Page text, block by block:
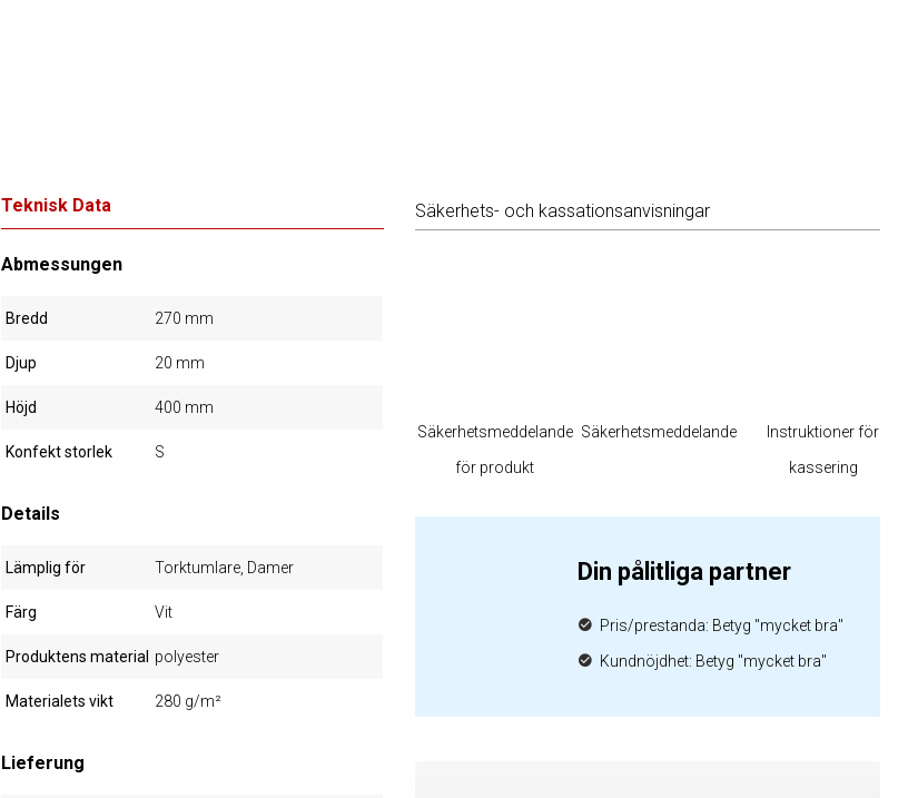
Teknisk Data
Abmessungen
Bredd 270 mm
Djup 20 mm
Höjd 400 mm
Konfekt storlek S
Details
Lämplig för Torktumlare, Damer
Färg Vit
Produktens material polyester
Materialets vikt 280 g/m²
Lieferung
Säkerhets- och kassationsanvisningar
Säkerhetsmeddelande
för produkt
Säkerhetsmeddelande
Instruktioner för
kassering
Din pålitliga partner
Pris/prestanda: Betyg "mycket bra"
Kundnöjdhet: Betyg "mycket bra"